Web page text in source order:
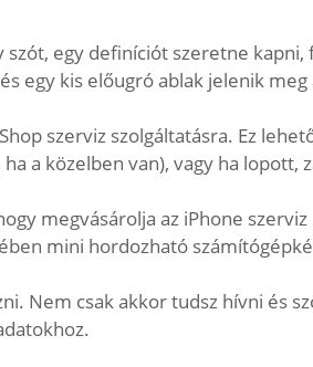
egy definíciót szeretne
egy kis előugró ablak jelenik
szerviz szolgáltatásra. Ez
a közelben van), vagy ha
megvásárolja az iPhone
mini hordozható
Nem csak akkor tudsz hívni és